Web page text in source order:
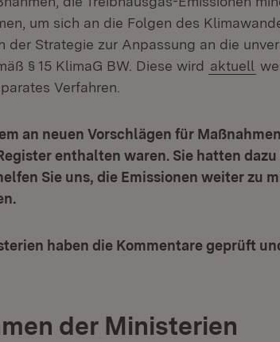
um sich an die Folgen des
der Strategie zur Anpassung an die
§ 15 KlimaG BW. Diese wird aktuell
Verfahren.
an neuen Vorschlägen für
enthalten waren. Sie hatten
Sie uns, die Emissionen weiter zu
haben die Kommentare geprüft
der Ministerien